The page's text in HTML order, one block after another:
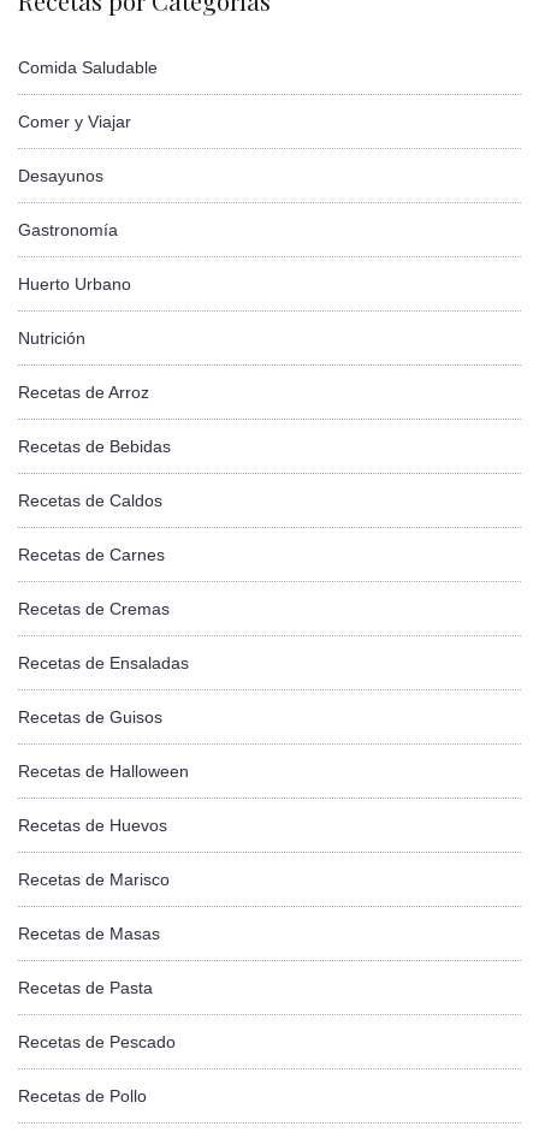
Comida Saludable
Comer y Viajar
Desayunos
Gastronomía
Huerto Urbano
Nutrición
Recetas de Arroz
Recetas de Bebidas
Recetas de Caldos
Recetas de Carnes
Recetas de Cremas
Recetas de Ensaladas
Recetas de Guisos
Recetas de Halloween
Recetas de Huevos
Recetas de Marisco
Recetas de Masas
Recetas de Pasta
Recetas de Pescado
Recetas de Pollo